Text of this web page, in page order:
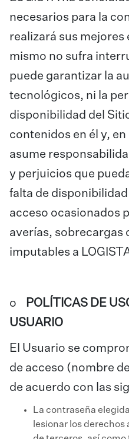
necesarios para la
realizará sus mejores
mismo no sufra
puede garantizar la
tecnológicos, ni la
disponibilidad del
contenidos en él y,
asume
y perjuicios que
falta de disponibilidad
acceso ocasionados
averías, sobrecargas
imputables a
o
POLÍTICAS DE
USUARIO
El Usuario se
de acceso (nombre
de acuerdo con las
La contraseña
lesionar los derechos